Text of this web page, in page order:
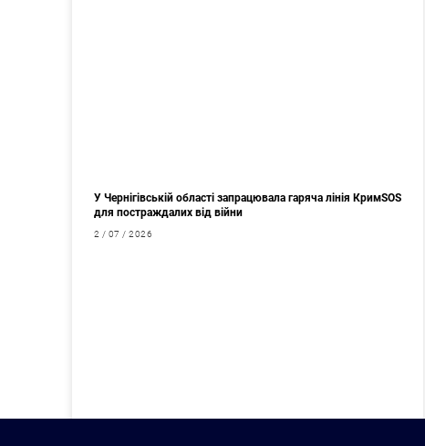
У Чернігівській області запрацювала гаряча лінія КримSOS
для постраждалих від війни
2 / 07 / 2026